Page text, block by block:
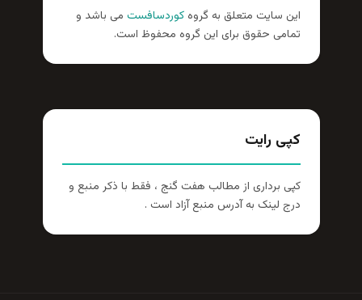
این سایت متعلق به گروهکوردسافست می باشد و
تمامی حقوق برای این گروه محفوظ است.
کپی رایت
کپی برداری از مطالب هفت گنج ، فقط با ذکر منبع و
درج لینک به آدرس منبع آزاد است .